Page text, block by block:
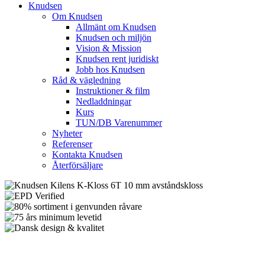
Knudsen
Om Knudsen
Allmänt om Knudsen
Knudsen och miljön
Vision & Mission
Knudsen rent juridiskt
Jobb hos Knudsen
Råd & vägledning
Instruktioner & film
Nedladdningar
Kurs
TUN/DB Varenummer
Nyheter
Referenser
Kontakta Knudsen
Återförsäljare